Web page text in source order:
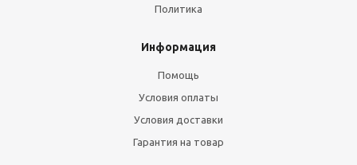
Политика
Информация
Помощь
Условия оплаты
Условия доставки
Гарантия на товар